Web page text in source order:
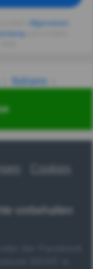
Allgemeinen
Italiano
语
vorbehalten